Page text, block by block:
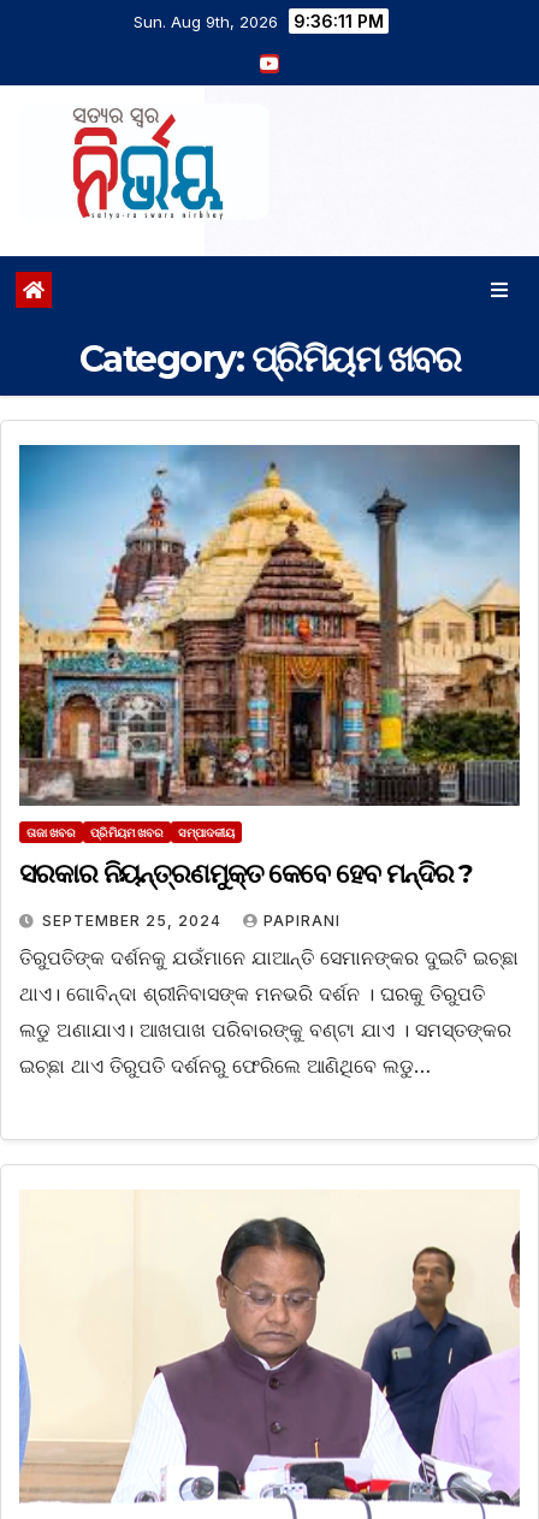
Sun. Aug 9th, 2026 9:36:12 PM
Category:ପ୍ରିମିୟମ ଖବର
ତାଜା ଖବର ପ୍ରିମିୟମ ଖବର ସମ୍ପାଦକୀୟ
ସରକାର ନିୟନ୍ତ୍ରଣମୁକ୍ତ କେବେ ହେବ ମନ୍ଦିର ?
SEPTEMBER 25, 2024 PAPIRANI
ତିରୁପତିଙ୍କ ଦର୍ଶନକୁ ଯଉଁମାନେ ଯାଆନ୍ତି ସେମାନଙ୍କର ଦୁଇଟି ଇଚ୍ଛା
ଥାଏ। ଗୋବିନ୍ଦା ଶ୍ରୀନିବାସଙ୍କ ମନଭରି ଦର୍ଶନ । ଘରକୁ ତିରୁପତି
ଲଡୁ ଅଣାଯାଏ। ଆଖପାଖ ପରିବାରଙ୍କୁ ବଣ୍ଟା ଯାଏ । ସମସ୍ତଙ୍କର
ଇଚ୍ଛା ଥାଏ ତିରୁପତି ଦର୍ଶନରୁ ଫେରିଲେ ଆଣିଥିବେ ଲଡୁ…